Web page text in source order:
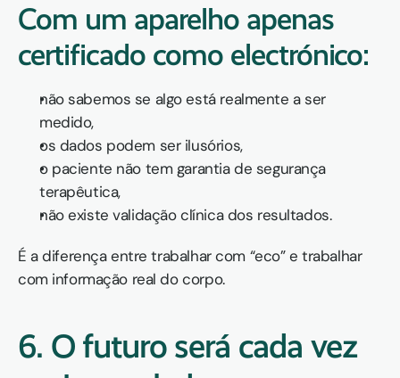
Com um aparelho apenas
certificado como electrónico:
não sabemos se algo está realmente a ser
medido,
os dados podem ser ilusórios,
o paciente não tem garantia de segurança
terapêutica,
não existe validação clínica dos resultados.
É a diferença entre trabalhar com “eco” e trabalhar
com informação real do corpo.
6. O futuro será cada vez